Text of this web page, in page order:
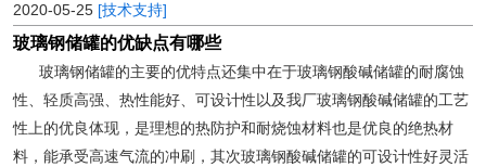
2020-05-25 [技术支持]
玻璃钢储罐的优缺点有哪些
玻璃钢储罐的主要的优特点还集中在于玻璃钢酸碱储罐的耐腐蚀
性、轻质高强、热性能好、可设计性以及我厂玻璃钢酸碱储罐的工艺
性上的优良体现，是理想的热防护和耐烧蚀材料也是优良的绝热材
料，能承受高速气流的冲刷，其次玻璃钢酸碱储罐的可设计性好灵活